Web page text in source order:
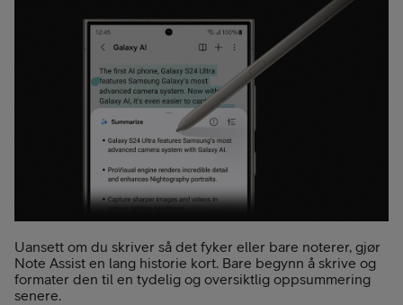
Uansett om du skriver så det fyker eller bare noterer, gjør
Note Assist en lang historie kort. Bare begynn å skrive og
formater den til en tydelig og oversiktlig oppsummering
senere.